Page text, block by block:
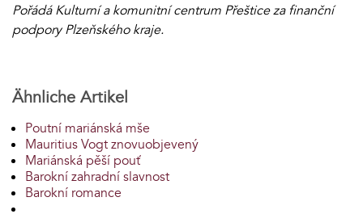
Pořádá Kulturní a komunitní centrum Přeštice za finanční
podpory Plzeňského kraje.
Ähnliche Artikel
Poutní mariánská mše
Mauritius Vogt znovuobjevený
Mariánská pěší pouť
Barokní zahradní slavnost
Barokní romance